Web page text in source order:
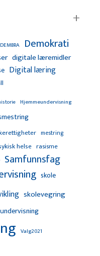
DEMBRA Demokrati
digitale læremidler
Digital læring
Hjemmeundervisning
mestring
helse rasisme
Samfunnsfag
skole
skolevegring
Valg2021